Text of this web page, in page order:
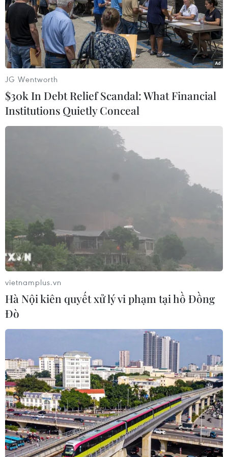
#Khách du lịch Trung Quốc
#Giới thiệu du lịch Việt Nam
#Doanh nghiệp du lịch
#Thị trường khách Trung Quốc
TIN LIÊN QUAN
Hơn 5,54 triệu lượt khách quốc tế đến Việt
Nam trong 4 tháng đầu năm
29/04/2018 04:56
Thông tin chính thức do Tổng cục Thống kê công bố
JG Wentworth
$30k In Debt Relief Scandal: What Financial
Institutions Quietly Conceal
vietnamplus.vn
Hà Nội kiên quyết xử lý vi phạm tại hồ Đồng
Đò